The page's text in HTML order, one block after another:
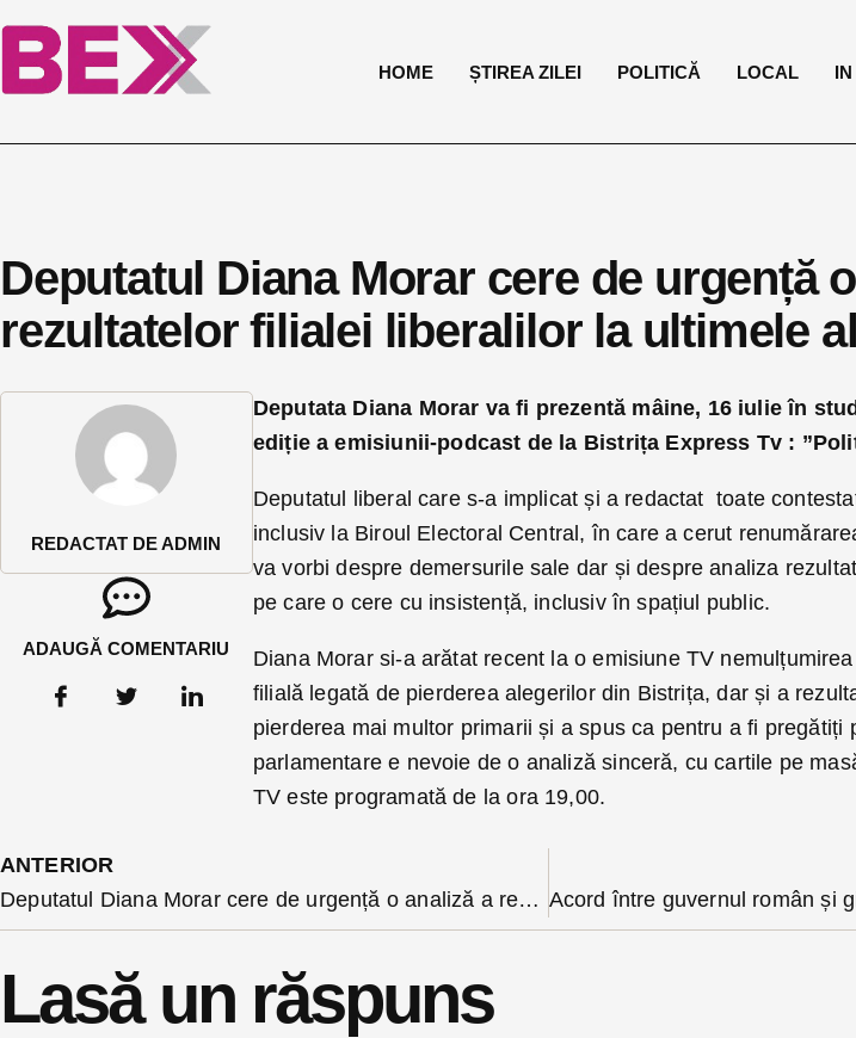
HOME ȘTIREA ZILEI POLITICĂ LOCAL
Deputatul Diana Morar cere de urgență
rezultatelor filialei liberalilor la ultimele
REDACTAT DE ADMIN
ADAUGĂ COMENTARIU
Deputata Diana Morar va fi prezentă mâine, 16 iulie în
ediție a emisiunii-podcast de la Bistrița Express Tv :
Deputatul liberal care s-a implicat și a redactat toate
inclusiv la Biroul Electoral Central, în care a cerut
va vorbi despre demersurile sale dar și despre analiza
pe care o cere cu insistență, inclusiv în spațiul public.
Diana Morar si-a arătat recent la o emisiune TV
filială legată de pierderea alegerilor din Bistrița, dar și a
pierderea mai multor primarii și a spus ca pentru a fi pregătiți
parlamentare e nevoie de o analiză sinceră, cu cartile pe
TV este programată de la ora 19,00.
ANTERIOR
Deputatul Diana Morar cere de urgență o analiză a rezultatelor filialei liberalilor la ultimele alegeri
Lasă un răspuns